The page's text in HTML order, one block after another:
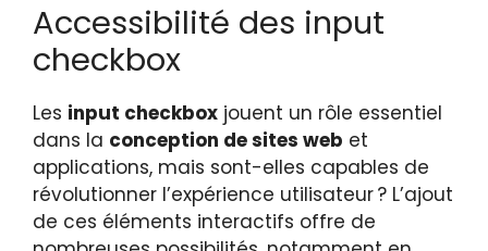
Accessibilité des input
checkbox
Les input checkbox jouent un rôle essentiel
dans la conception de sites web et
applications, mais sont-elles capables de
révolutionner l’expérience utilisateur ? L’ajout
de ces éléments interactifs offre de